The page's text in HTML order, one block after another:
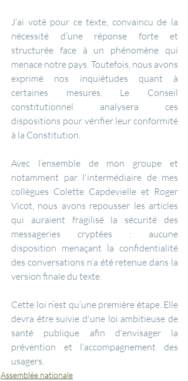
J’ai voté pour ce texte, convaincu de la
nécessité d’une réponse forte et
structurée face à un phénomène qui
menace notre pays. Toutefois, nous avons
exprimé nos inquiétudes quant à
certaines mesures. Le Conseil
constitutionnel analysera ces
dispositions pour vérifier leur conformité
à la Constitution.
Avec l’ensemble de mon groupe et
notamment par l'intermédiaire de mes
collègues Colette Capdevielle et Roger
Vicot, nous avons repousser les articles
qui auraient fragilisé la sécurité des
messageries cryptées : aucune
disposition menaçant la confidentialité
des conversations n’a été retenue dans la
version finale du texte.
Cette loi n’est qu’une première étape. Elle
devra être suivie d'une loi ambitieuse de
santé publique afin d'envisager la
prévention et l’accompagnement des
usagers.
Assemblée nationale